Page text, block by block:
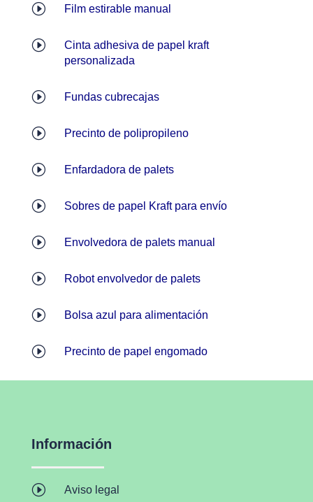
I Film estirable manual
I
Cinta adhesiva de papel kraft
personalizada
I Fundas cubrecajas
I Precinto de polipropileno
I Enfardadora de palets
I Sobres de papel Kraft para envío
I Envolvedora de palets manual
I Robot envolvedor de palets
I Bolsa azul para alimentación
I Precinto de papel engomado
Información
I Aviso legal